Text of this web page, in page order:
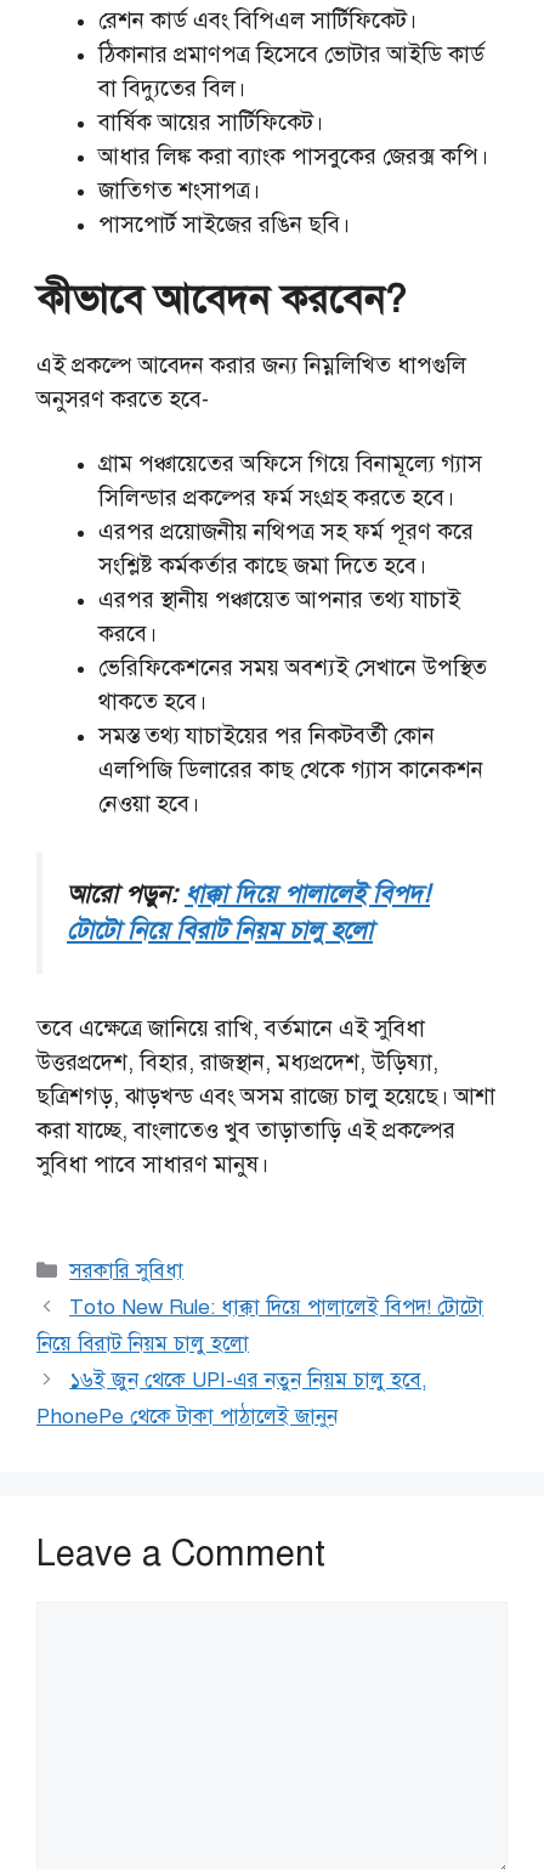
রেশন কার্ড এবং বিপিএল সার্টিফিকেট।
ঠিকানার প্রমাণপত্র হিসেবে ভোটার আইডি কার্ড
বা বিদ্যুতের বিল।
বার্ষিক আয়ের সার্টিফিকেট।
আধার লিঙ্ক করা ব্যাংক পাসবুকের জেরক্স কপি।
জাতিগত শংসাপত্র।
পাসপোর্ট সাইজের রঙিন ছবি।
কীভাবে আবেদন করবেন?
এই প্রকল্পে আবেদন করার জন্য নিম্নলিখিত ধাপগুলি
অনুসরণ করতে হবে-
গ্রাম পঞ্চায়েতের অফিসে গিয়ে বিনামূল্যে গ্যাস
সিলিন্ডার প্রকল্পের ফর্ম সংগ্রহ করতে হবে।
এরপর প্রয়োজনীয় নথিপত্র সহ ফর্ম পূরণ করে
সংশ্লিষ্ট কর্মকর্তার কাছে জমা দিতে হবে।
এরপর স্থানীয় পঞ্চায়েত আপনার তথ্য যাচাই
করবে।
ভেরিফিকেশনের সময় অবশ্যই সেখানে উপস্থিত
থাকতে হবে।
সমস্ত তথ্য যাচাইয়ের পর নিকটবর্তী কোন
এলপিজি ডিলারের কাছ থেকে গ্যাস কানেকশন
নেওয়া হবে।
আরো পড়ুন: ধাক্কা দিয়ে পালালেই বিপদ!
টোটো নিয়ে বিরাট নিয়ম চালু হলো
তবে এক্ষেত্রে জানিয়ে রাখি, বর্তমানে এই সুবিধা
উত্তরপ্রদেশ, বিহার, রাজস্থান, মধ্যপ্রদেশ, উড়িষ্যা,
ছত্রিশগড়, ঝাড়খন্ড এবং অসম রাজ্যে চালু হয়েছে। আশা
করা যাচ্ছে, বাংলাতেও খুব তাড়াতাড়ি এই প্রকল্পের
সুবিধা পাবে সাধারণ মানুষ।
Categories
সরকারি সুবিধা
Toto New Rule: ধাক্কা দিয়ে পালালেই বিপদ! টোটো
নিয়ে বিরাট নিয়ম চালু হলো
১৬ই জুন থেকে UPI-এর নতুন নিয়ম চালু হবে,
PhonePe থেকে টাকা পাঠালেই জানুন
Leave a Comment